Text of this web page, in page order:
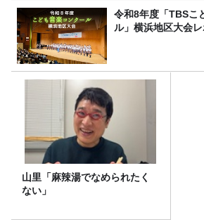
令和8年度「TBSこ
ル」横浜地区大会レ
山里「麻辣湯でなめられたく
ない」